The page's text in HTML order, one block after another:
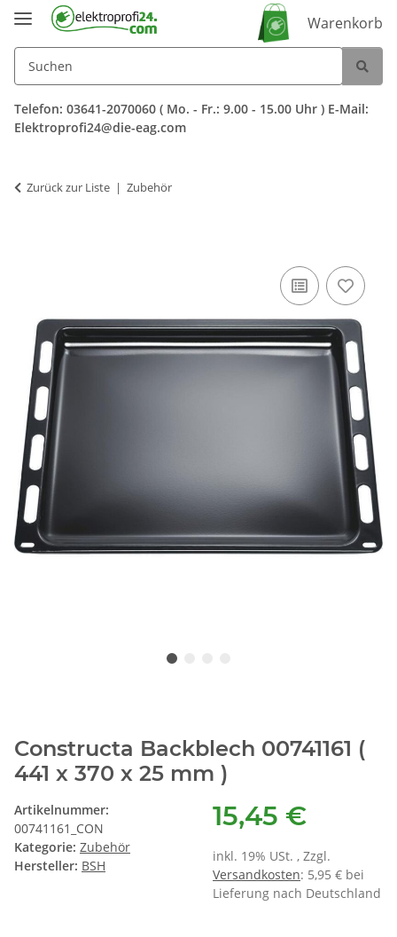
Warenkorb
Telefon: 03641-2070060 ( Mo. - Fr.: 9.00 - 15.00 Uhr ) E-Mail:
Elektroprofi24@die-eag.com
Zurück zur Liste Zubehör
Constructa Backblech 00741161 (
441 x 370 x 25 mm )
Artikelnummer:
00741161_CON
Kategorie: Zubehör
Hersteller: BSH
15,45 €
inkl. 19% USt. , Zzgl.
Versandkosten: 5,95 € bei
Lieferung nach Deutschland